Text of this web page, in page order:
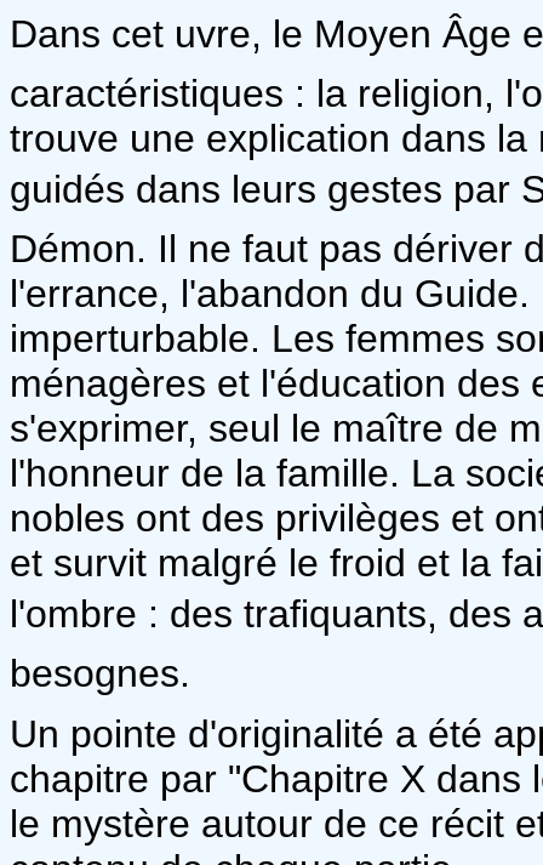
Dans cet uvre, le Moyen
caractéristiques : la religion,
trouve une explication dans
guidés dans leurs gestes par
Démon. Il ne faut pas dériver
l'errance, l'abandon du
imperturbable. Les femmes
ménagères et l'éducation des
s'exprimer, seul le maître de
l'honneur de la famille. La
nobles ont des privilèges et
et survit malgré le froid et la
l'ombre : des trafiquants, des
besognes.
Un pointe d'originalité a été
chapitre par "Chapitre X dans
le mystère autour de ce récit